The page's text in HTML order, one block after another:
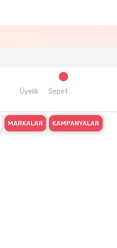
Üyelik Sepet
MARKALAR KAMPANYALAR